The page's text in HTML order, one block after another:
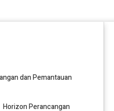
dan Pemantauan
Horizon Perancangan